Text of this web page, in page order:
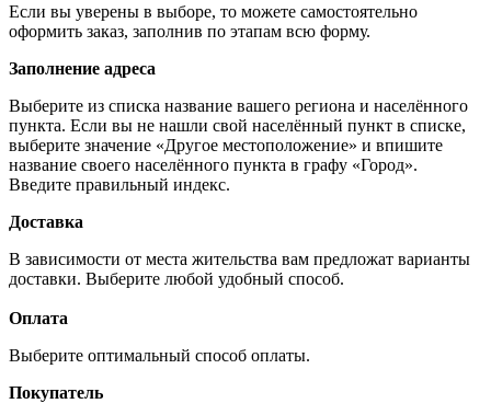
Если вы уверены в выборе, то можете самостоятельно
оформить заказ, заполнив по этапам всю форму.
Заполнение адреса
Выберите из списка название вашего региона и населённого
пункта. Если вы не нашли свой населённый пункт в списке,
выберите значение «Другое местоположение» и впишите
название своего населённого пункта в графу «Город».
Введите правильный индекс.
Доставка
В зависимости от места жительства вам предложат варианты
доставки. Выберите любой удобный способ.
Оплата
Выберите оптимальный способ оплаты.
Покупатель